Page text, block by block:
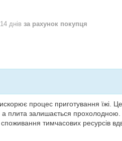
днів за рахунок покупця
процес приготування їжі.
плита залишається прохолодною.
тимчасових ресурсів